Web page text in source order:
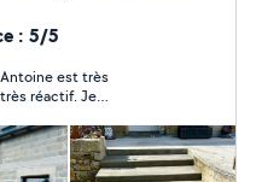
pas à me
projet.
: 5/5
réactif. Je